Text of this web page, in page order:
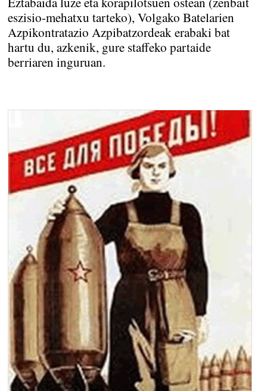
eszisio-mehatxu tarteko), Volgako Batelarien
Azpikontratazio Azpibatzordeak erabaki bat
hartu du, azkenik, gure staffeko partaide
berriaren inguruan.